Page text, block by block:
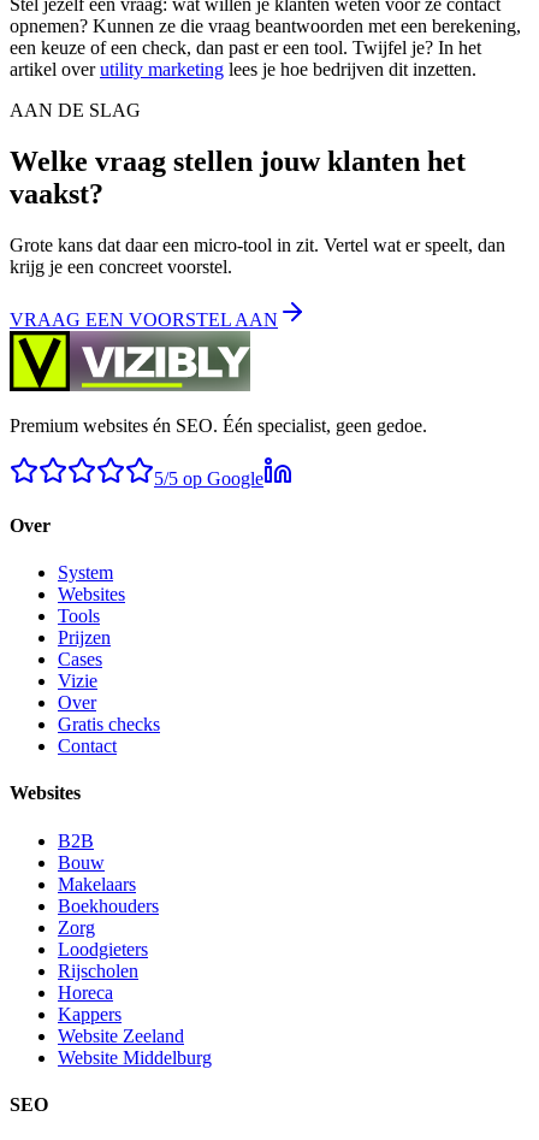
opnemen? Kunnen ze die vraag beantwoorden met een berekening,
een keuze of een check, dan past er een tool. Twijfel je? In het
artikel over utility marketing lees je hoe bedrijven dit inzetten.
AAN DE SLAG
Welke vraag stellen jouw klanten het
vaakst?
Grote kans dat daar een micro-tool in zit. Vertel wat er speelt, dan
krijg je een concreet voorstel.
VRAAG EEN VOORSTEL AAN
Premium websites én SEO. Één specialist, geen gedoe.
5/5 op Google
Over
System
Websites
Tools
Prijzen
Cases
Vizie
Over
Gratis checks
Contact
Websites
B2B
Bouw
Makelaars
Boekhouders
Zorg
Loodgieters
Rijscholen
Horeca
Kappers
Website Zeeland
Website Middelburg
SEO